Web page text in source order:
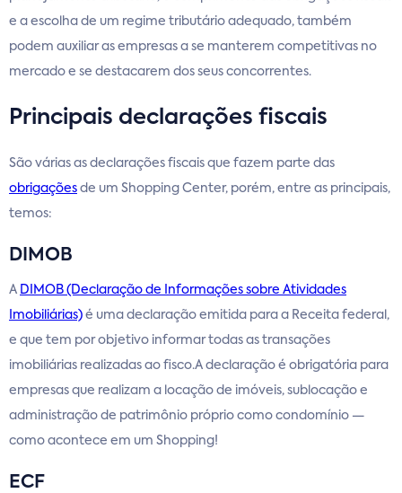
e a escolha de um regime tributário adequado, também
podem auxiliar as empresas a se manterem competitivas no
mercado e se destacarem dos seus concorrentes.
Principais declarações fiscais
São várias as declarações fiscais que fazem parte das
obrigações de um Shopping Center, porém, entre as principais,
temos:
DIMOB
A DIMOB (Declaração de Informações sobre Atividades
Imobiliárias) é uma declaração emitida para a Receita federal,
e que tem por objetivo informar todas as transações
imobiliárias realizadas ao fisco.A declaração é obrigatória para
empresas que realizam a locação de imóveis, sublocação e
administração de patrimônio próprio como condomínio —
como acontece em um Shopping!
ECF